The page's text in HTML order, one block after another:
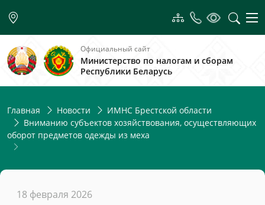
Официальный сайт
Министерство по налогам и сборам
Республики Беларусь
Главная Новости
ИМНС Брестской области
Вниманию субъектов хозяйствования, осуществляющих
оборот предметов одежды из меха
18 февраля 2026